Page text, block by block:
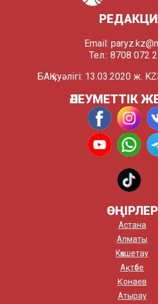
Email:
Тел.: 8708 072
БАҚ куәлігі: 13.03.2020 ж.
ӘЛЕУМЕТТІК
ӨҢІРЛЕР
Астана
Алматы
Көкшетау
Ақтөбе
Қонаев
Атырау